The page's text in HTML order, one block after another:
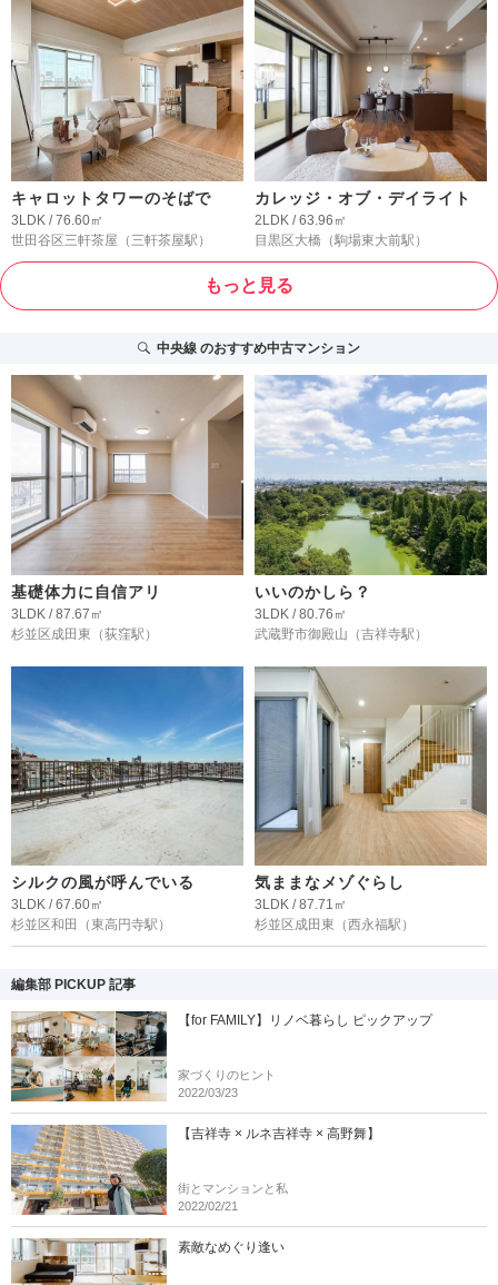
キャロットタワーのそばで
3LDK / 76.60㎡
世田谷区三軒茶屋 （三軒茶屋駅）
カレッジ・オブ・デイライト
2LDK / 63.96㎡
目黒区大橋 （駒場東大前駅）
もっと見る
中央線のおすすめ中古マンション
基礎体力に自信アリ
3LDK / 87.67㎡
杉並区成田東 （荻窪駅）
いいのかしら？
3LDK / 80.76㎡
武蔵野市御殿山 （吉祥寺駅）
シルクの風が呼んでいる
3LDK / 67.60㎡
杉並区和田
（東高円寺駅）
気ままなメゾぐらし
3LDK / 87.71㎡
杉並区成田東 （西永福駅）
編集部 PICKUP 記事
【for FAMILY】リノベ暮らし ピックアップ
家づくりのヒント
2022/03/23
【吉祥寺 × ルネ吉祥寺 × 高野舞】
街とマンションと私
2022/02/21
素敵なめぐり逢い